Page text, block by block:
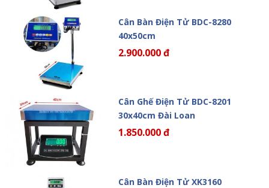
Cân Bàn Điện Tử BDC-8280
40x50cm
2.900.000 đ
Cân Ghế Điện Tử BDC-8201
30x40cm Đài Loan
1.850.000 đ
Cân Bàn Điện Tử XK3160